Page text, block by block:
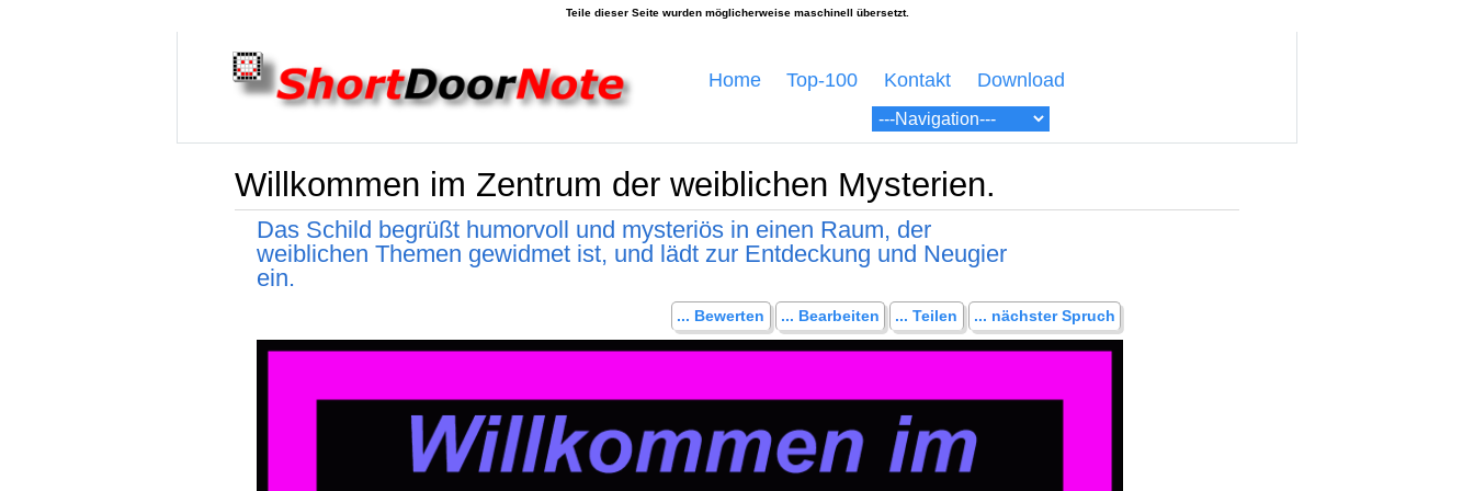
Home Top-100 Kontakt Download
Willkommen im Zentrum der weiblichen Mysterien.
Das Schild begrüßt humorvoll und mysteriös in einen Raum, der
weiblichen Themen gewidmet ist, und lädt zur Entdeckung und Neugier
ein.
... Bewerten ... Bearbeiten ... Teilen ... nächster Spruch